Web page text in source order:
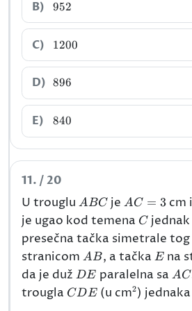
B) 952
952
C) 1200
1200
D) 896
896
E) 840
840
11. / 20
U trouglu ABC
ABC jeAC=3
AC = 3 cm
je ugao kod temena C
C
presečna tačka simetrale tog
stranicom AB
AB, a tačka E
Ena
da je duž DE
DE paralelna sa AC
AC
trougla CDE
CDE(u cm^{2}
2)